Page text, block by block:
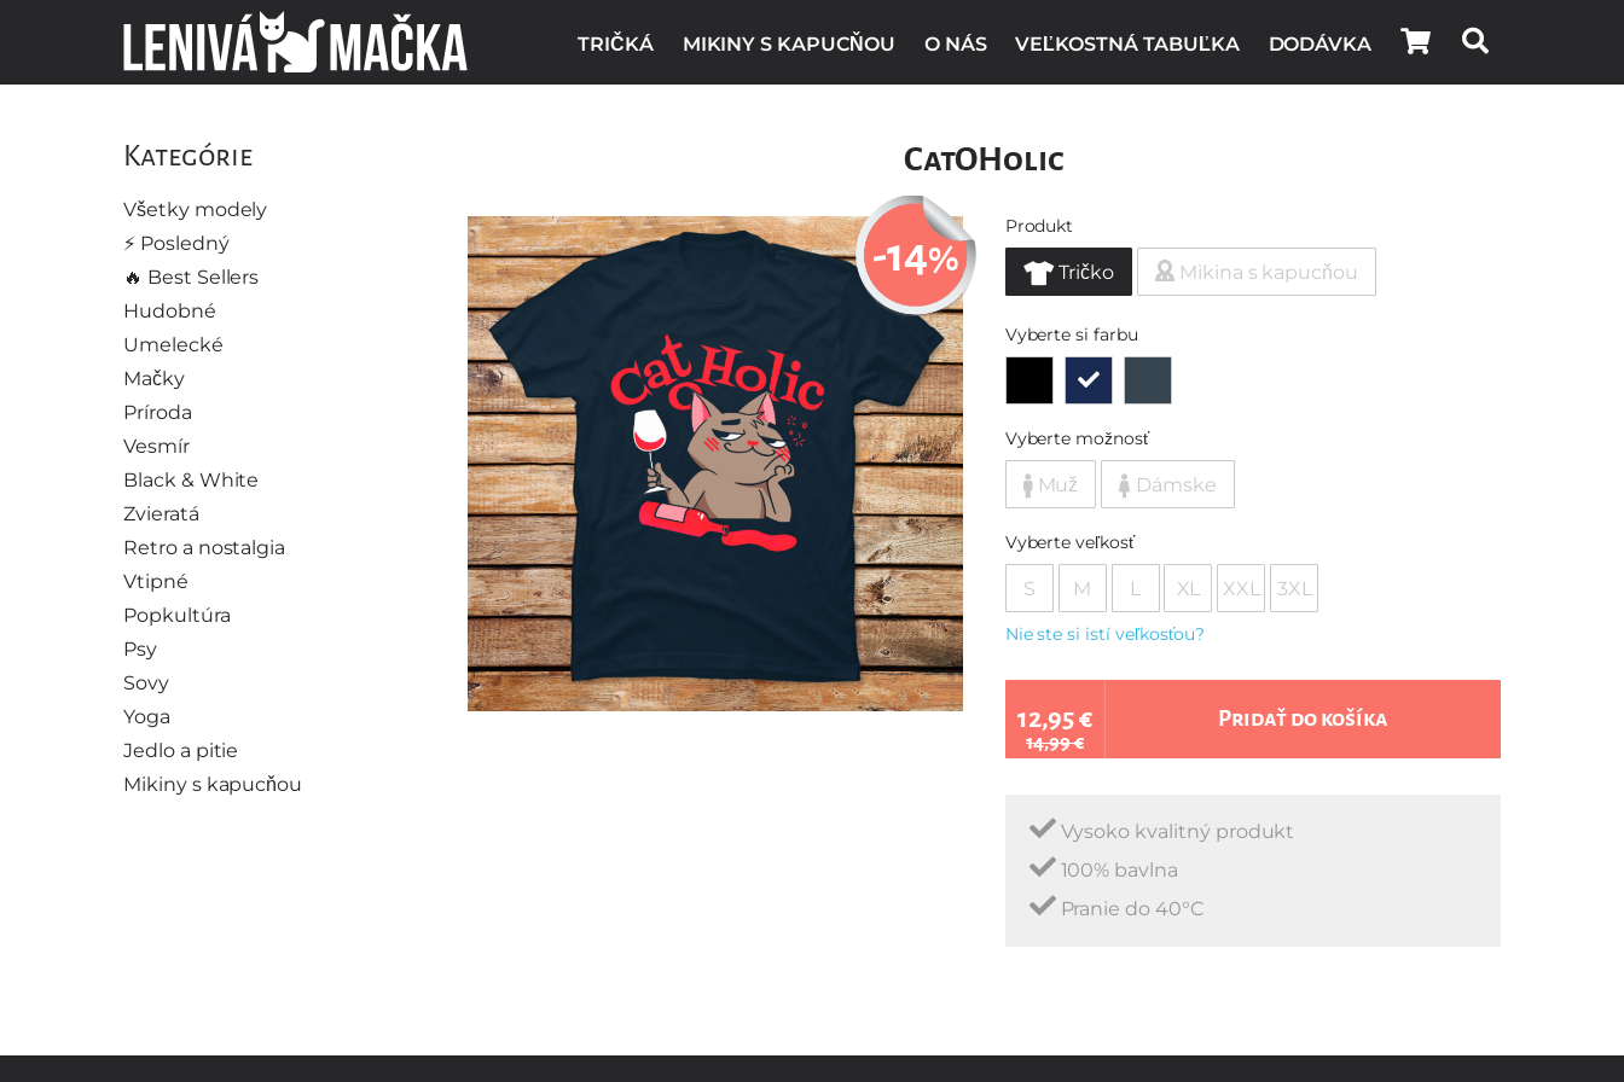
TRIČKÁ MIKINY S KAPUCŇOU O NÁS VEĽKOSTNÁ TABUĽKA DODÁVKA
Kategórie
Všetky modely
⚡️ Posledný
🔥 Best Sellers
Hudobné
Umelecké
Mačky
Príroda
Vesmír
Black & White
Zvieratá
Retro a nostalgia
Vtipné
Popkultúra
Psy
Sovy
Yoga
Jedlo a pitie
Mikiny s kapucňou
CatOHolic
-14%
Produkt
Tričko Mikina s kapucňou
Vyberte si farbu
Vyberte možnosť
Muž Dámske
Vyberte veľkosť
S M L XL XXL 3XL
Nie ste si istí veľkosťou?
12,95 €
14,99 €
Pridať do košíka
Vysoko kvalitný produkt
100% bavlna
Pranie do 40°C